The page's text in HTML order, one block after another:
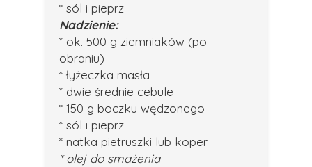
* sól i pieprz
Nadzienie:
* ok. 500 g ziemniaków (po
obraniu)
* łyżeczka masła
* dwie średnie cebule
* 150 g boczku wędzonego
* sól i pieprz
* natka pietruszki lub koper
* olej do smażenia